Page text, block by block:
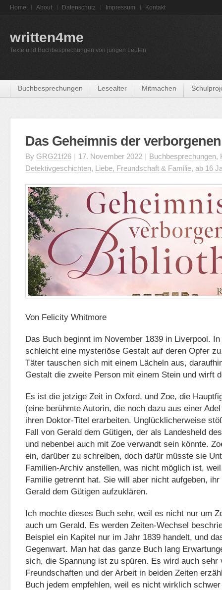
Home About Datenschutz Impressum Kontakt
written4me
Texte und Buchbesprechungen von jungen Leuten
Buchbesprechungen Lesealter Mitmachen
Das Geheimnis der
By GRG21f26 | 17. November 2022 | Buchbesprechungen,
Detektivgeschichten, Liebe, Freundschaft & Familie, ab 16
Von Felicity Whitmore
Das Buch beginnt im November 1839 in Liverpool.
schleicht eine mysteriöse Gestalt auf deren Opfer
Täter tauschen sich mit einem Lächeln aus,
Gestalt die zweite Person mit einem Stein und wirft
Es ist die jetzige Zeit in Oxford, und Zoe, die
(eine berühmte Autorin, die noch dazu aus einer
ihren Doktor-Titel erarbeiten. Unglücklicherweise
Fall von Gerald dem Gütigen, der als Landesheld
und nebenbei auch mit Zoe verwandt sein könnte.
ein, darüber zu schreiben, doch dafür müsste sie
Familien-Archiv anstellen, was nicht möglich ist,
Familie getrennt hat. Sie will aber nicht aufgeben,
Gerald dem Gütigen aufzuklären.
Ich mochte dieses Buch sehr, weil es nicht nur um
auch um Gerald. Es werden Zeiten-Wechsel
Beispiel ein Kapitel nur im Jahr 1839 handelt, und
Gegenwart. Man hat das ganze Buch lang
sich, die Spannung ist zu spüren. Es wird auch sehr
Freundschaften und der Arbeit in beiden Zeiten
Buch jedem empfehlen, weil es nicht wirklich